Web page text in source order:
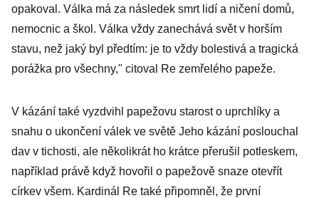
opakoval. Válka má za následek smrt lidí a ničení domů,
nemocnic a škol. Válka vždy zanechává svět v horším
stavu, než jaký byl předtím: je to vždy bolestivá a tragická
porážka pro všechny," citoval Re zemřelého papeže.
V kázání také vyzdvihl papežovu starost o uprchlíky a
snahu o ukončení válek ve světě Jeho kázání poslouchal
dav v tichosti, ale několikrát ho krátce přerušil potleskem,
například právě když hovořil o papežově snaze otevřít
církev všem. Kardinál Re také připomněl, že první